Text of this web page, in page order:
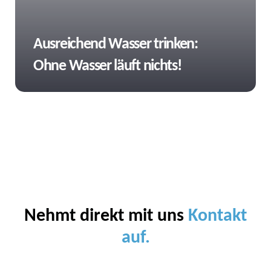
Ausreichend Wasser trinken:
Ohne Wasser läuft nichts!
Nehmt direkt mit uns Kontakt
auf.